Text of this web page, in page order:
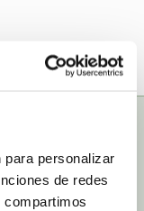
personalizar
de redes